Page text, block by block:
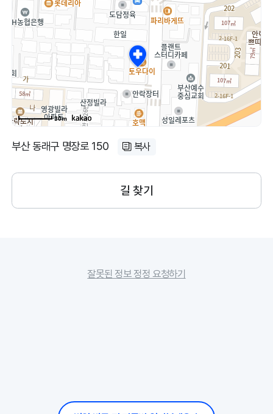
30m
부산 동래구 명장로 150 복사
길 찾기
잘못된 정보 정정 요청하기